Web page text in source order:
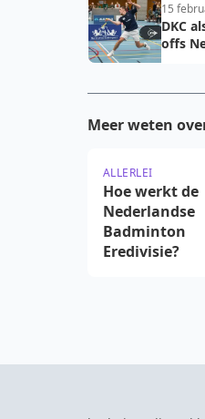
15
DKC
offs
Meer weten
ALLERLEI
Hoe werkt de
Nederlandse
Badminton
Eredivisie?